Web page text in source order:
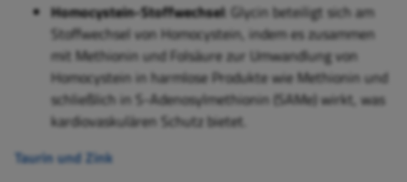
Homocystein-Stoffwechsel: Glycin beteiligt sich am
Stoffwechsel von Homocystein, indem es zusammen
mit Methionin und Folsäure zur Umwandlung von
Homocystein in harmlose Produkte wie Methionin und
schließlich in S-Adenosylmethionin (SAMe) wirkt, was
kardiovaskulären Schutz bietet.
Taurin und Zink